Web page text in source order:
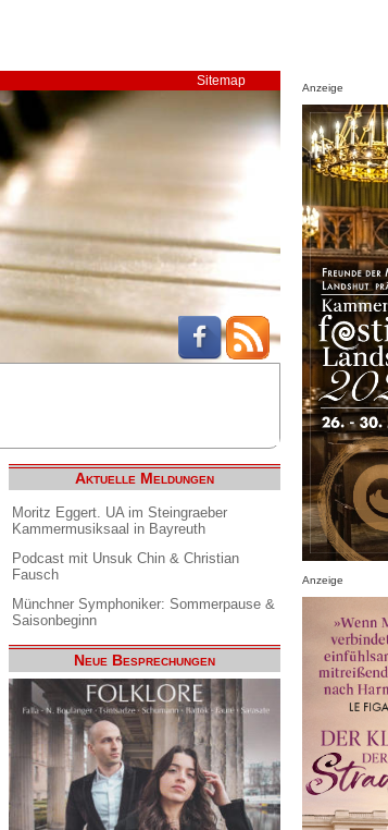
Sitemap
Aktuelle Meldungen
Moritz Eggert. UA im Steingraeber
Kammermusiksaal in Bayreuth
Podcast mit Unsuk Chin & Christian
Fausch
Münchner Symphoniker: Sommerpause &
Saisonbeginn
Neue Besprechungen
Anzeige
Anzeige